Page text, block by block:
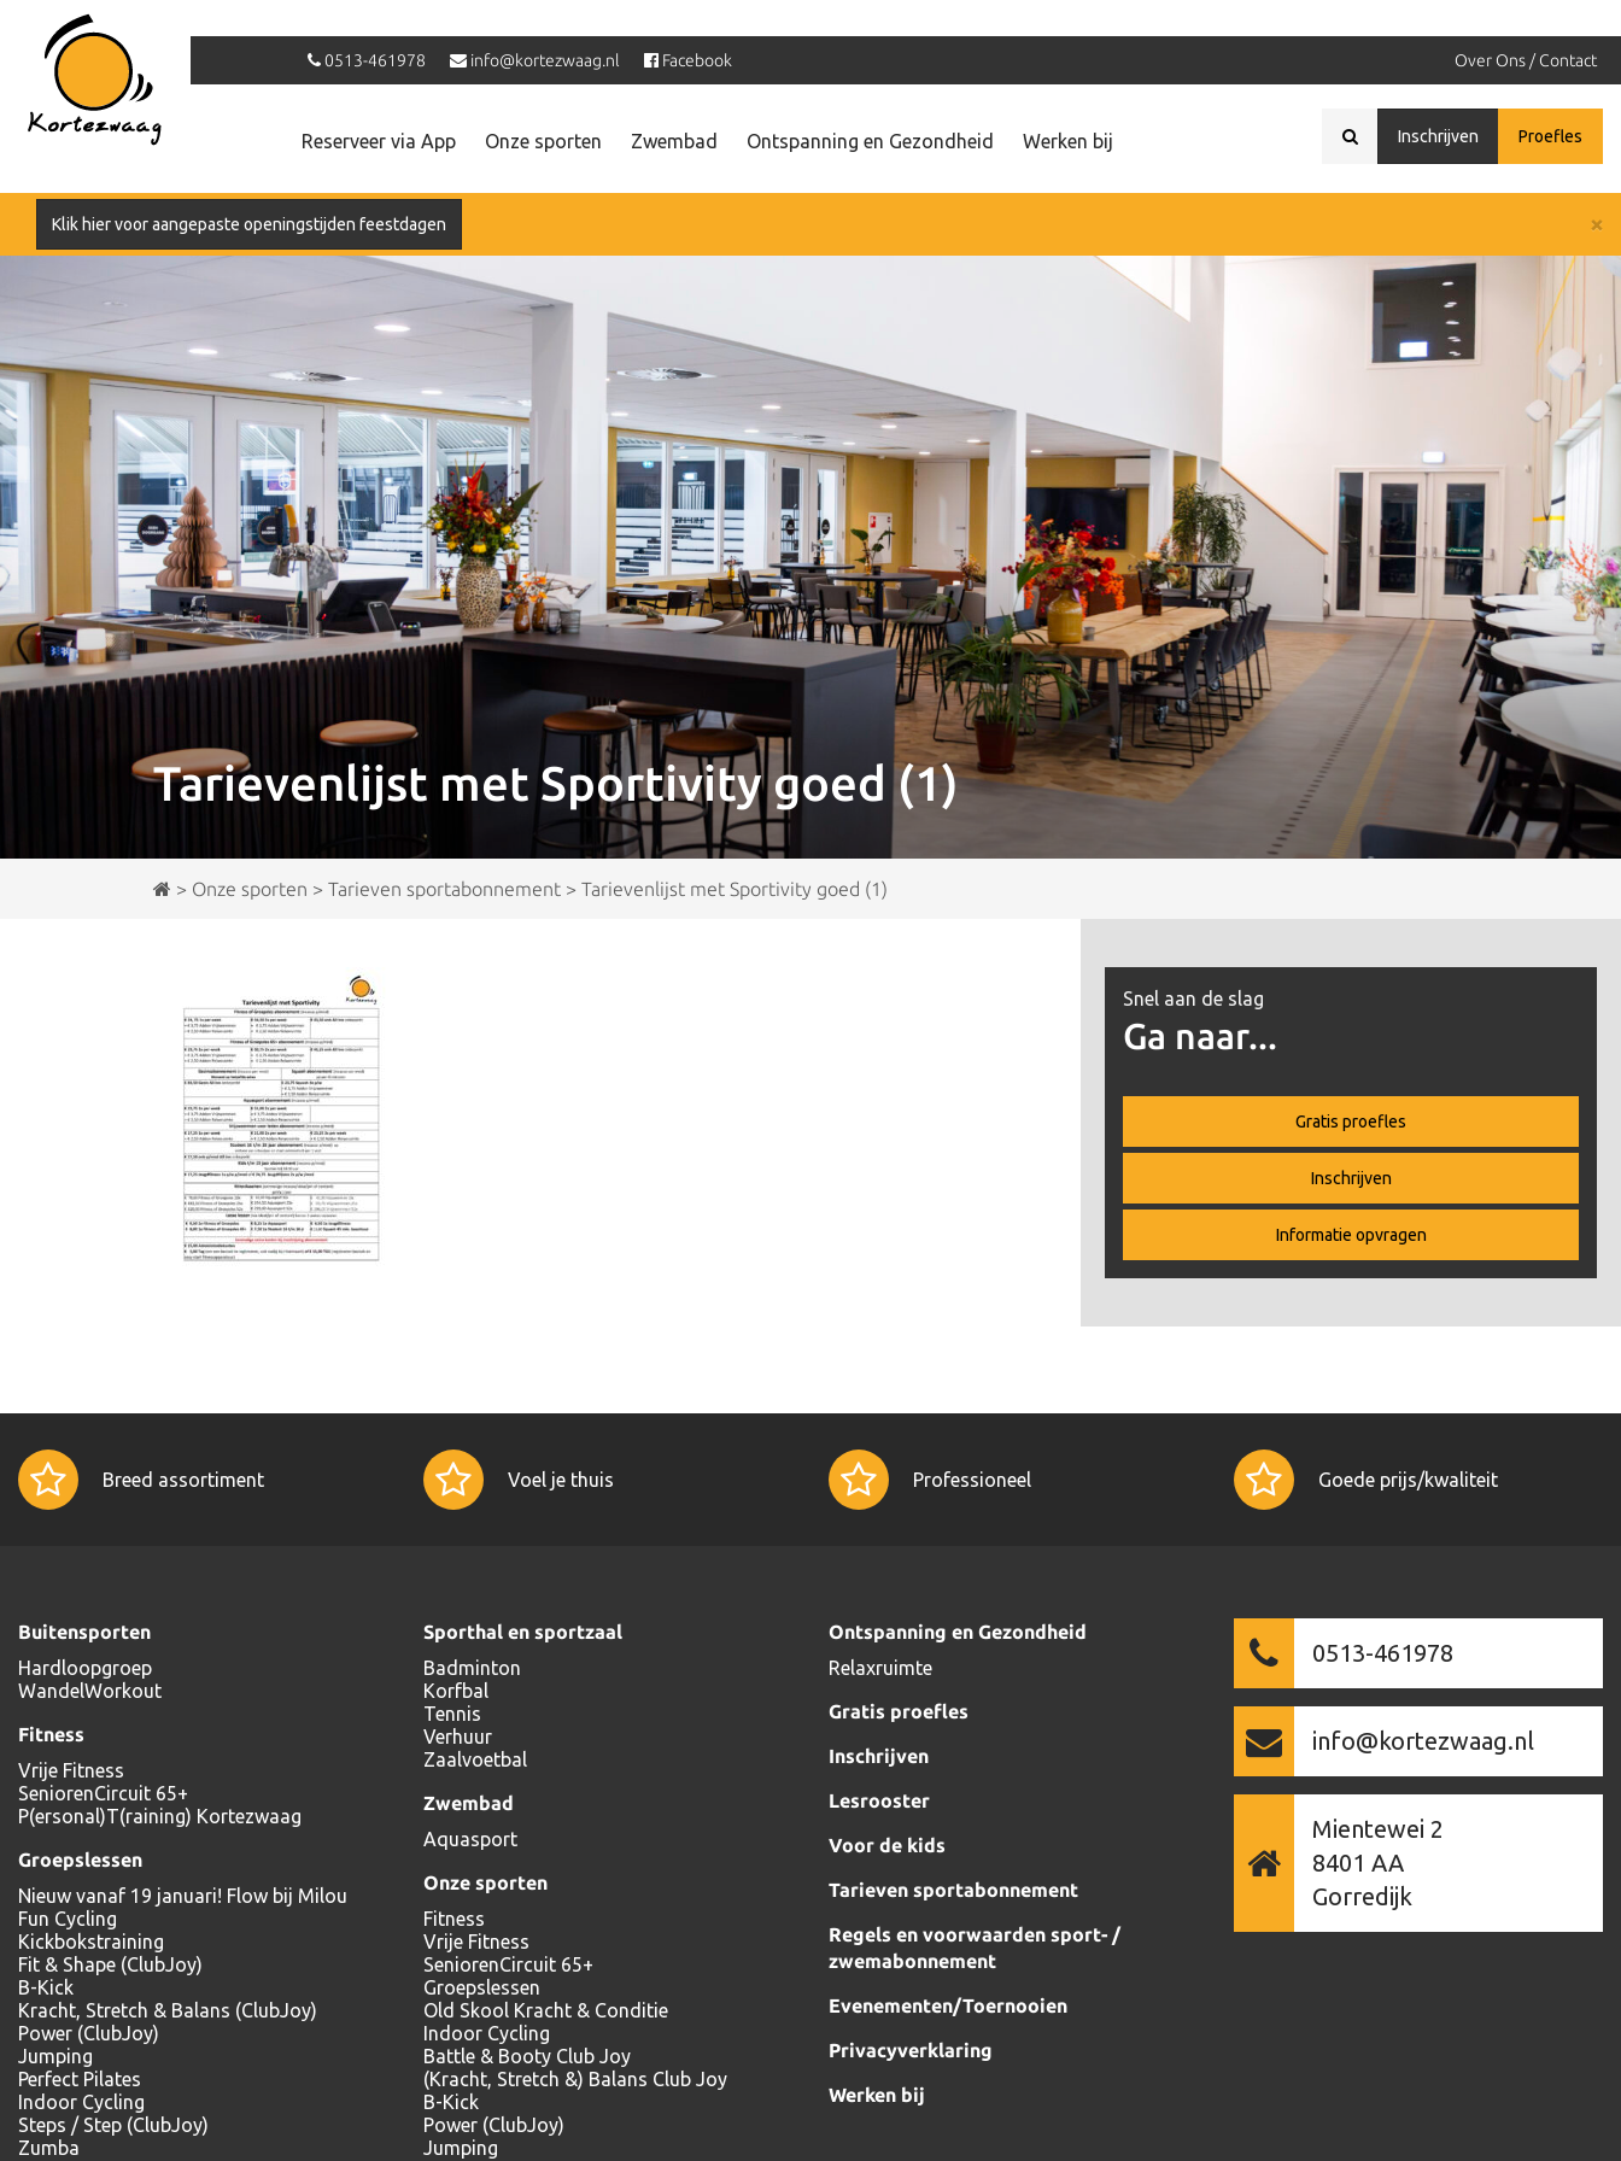
0513-461978 info@kortezwaag.nl Facebook Over Ons / Contact
Reserveer via App Onze sporten Zwembad Ontspanning en Gezondheid Werken bij Inschrijven Proefles
×
Klik hier voor aangepaste openingstijden feestdagen
Tarievenlijst met Sportivity goed (1)
> Onze sporten > Tarieven sportabonnement > Tarievenlijst met Sportivity goed (1)
Snel aan de slag
Ga naar...
Gratis proefles
Inschrijven
Informatie opvragen
Breed assortiment Voel je thuis Professioneel Goede prijs/kwaliteit
0513-461978
info@kortezwaag.nl
Mientewei 2
8401 AA
Gorredijk
Buitensporten
Hardloopgroep
WandelWorkout
Fitness
Vrije Fitness
SeniorenCircuit 65+
P(ersonal)T(raining) Kortezwaag
Groepslessen
Nieuw vanaf 19 januari! Flow bij Milou
Fun Cycling
Kickbokstraining
Fit & Shape (ClubJoy)
B-Kick
Kracht, Stretch & Balans (ClubJoy)
Power (ClubJoy)
Jumping
Perfect Pilates
Indoor Cycling
Steps / Step (ClubJoy)
Zumba
Sporthal en sportzaal
Badminton
Korfbal
Tennis
Verhuur
Zaalvoetbal
Zwembad
Aquasport
Onze sporten
Fitness
Vrije Fitness
SeniorenCircuit 65+
Groepslessen
Old Skool Kracht & Conditie
Indoor Cycling
Battle & Booty Club Joy
(Kracht, Stretch &) Balans Club Joy
B-Kick
Power (ClubJoy)
Jumping
Ontspanning en Gezondheid
Relaxruimte
Gratis proefles
Inschrijven
Lesrooster
Voor de kids
Tarieven sportabonnement
Regels en voorwaarden sport- /
zwemabonnement
Evenementen/Toernooien
Privacyverklaring
Werken bij